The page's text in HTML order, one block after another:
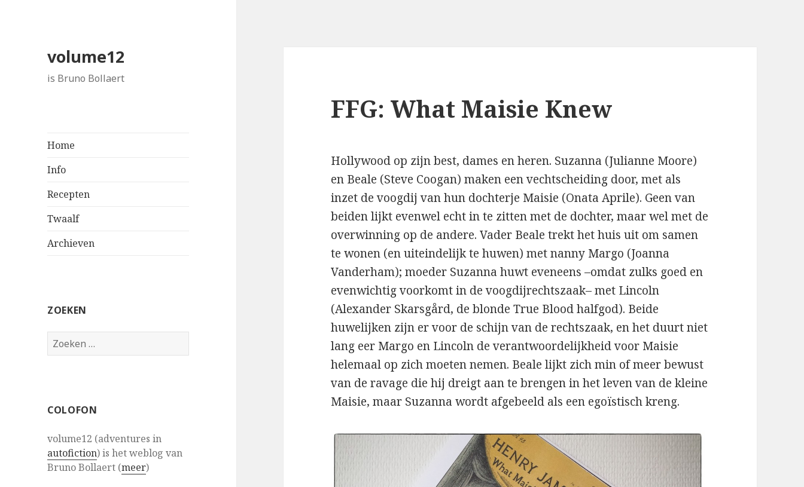
volume12
is Bruno Bollaert
Home
Info
Recepten
Twaalf
Archieven
ZOEKEN
Zoeken
naar:
COLOFON
volume12 (adventures in
autofiction) is het weblog van
Bruno Bollaert (meer)
FFG: What Maisie Knew
Hollywood op zijn best, dames en heren. Suzanna (Julianne Moore)
en Beale (Steve Coogan) maken een vechtscheiding door, met als
inzet de voogdij van hun dochterje Maisie (Onata Aprile). Geen van
beiden lijkt evenwel echt in te zitten met de dochter, maar wel met de
overwinning op de andere. Vader Beale trekt het huis uit om samen
te wonen (en uiteindelijk te huwen) met nanny Margo (Joanna
Vanderham); moeder Suzanna huwt eveneens –omdat zulks goed en
evenwichtig voorkomt in de voogdijrechtszaak– met Lincoln
(Alexander Skarsgård, de blonde True Blood halfgod). Beide
huwelijken zijn er voor de schijn van de rechtszaak, en het duurt niet
lang eer Margo en Lincoln de verantwoordelijkheid voor Maisie
helemaal op zich moeten nemen. Beale lijkt zich min of meer bewust
van de ravage die hij dreigt aan te brengen in het leven van de kleine
Maisie, maar Suzanna wordt afgebeeld als een egoïstisch kreng.